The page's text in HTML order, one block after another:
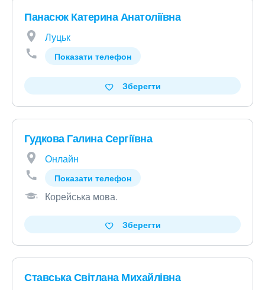
Панасюк Катерина Анатоліївна
Луцьк
Показати телефон
Зберегти
Гудкова Галина Сергіївна
Онлайн
Показати телефон
Корейська мова.
Зберегти
Ставська Світлана Михайлівна